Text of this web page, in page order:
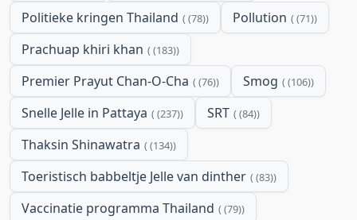
Politieke kringen Thailand (78) Pollution (71)
Prachuap khiri khan (183)
Premier Prayut Chan-O-Cha (76) Smog (106)
Snelle Jelle in Pattaya (237) SRT (84)
Thaksin Shinawatra (134)
Toeristisch babbeltje Jelle van dinther (83)
Vaccinatie programma Thailand (79)